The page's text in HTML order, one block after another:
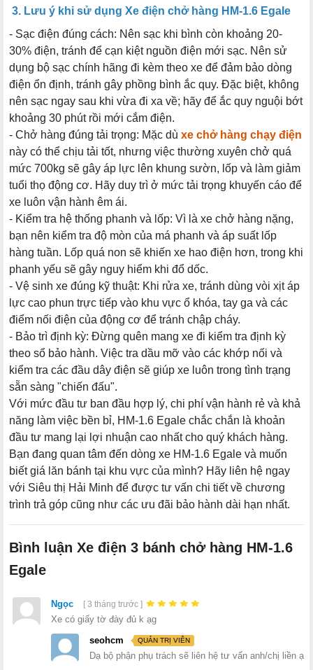
3. Lưu ý khi sử dụng Xe điện chở hàng HM-1.6 Egale
- Sạc điện đúng cách: Nên sạc khi bình còn khoảng 20-
30% điện, tránh để cạn kiệt nguồn điện mới sạc. Nên sử
dụng bộ sạc chính hãng đi kèm theo xe để đảm bảo dòng
điện ổn định, tránh gây phồng bình ắc quy. Đặc biệt, không
nên sạc ngay sau khi vừa đi xa về; hãy để ắc quy nguội bớt
khoảng 30 phút rồi mới cắm điện.
- Chở hàng đúng tải trọng: Mặc dù xe chở hàng chạy điện
này có thể chịu tải tốt, nhưng việc thường xuyên chở quá
mức 700kg sẽ gây áp lực lên khung sườn, lốp và làm giảm
tuổi thọ động cơ. Hãy duy trì ở mức tải trọng khuyến cáo để
xe luôn vận hành êm ái.
- Kiểm tra hệ thống phanh và lốp: Vì là xe chở hàng nặng,
bạn nên kiểm tra độ mòn của má phanh và áp suất lốp
hàng tuần. Lốp quá non sẽ khiến xe hao điện hơn, trong khi
phanh yếu sẽ gây nguy hiểm khi đổ dốc.
- Vệ sinh xe đúng kỹ thuật: Khi rửa xe, tránh dùng vòi xịt áp
lực cao phun trực tiếp vào khu vực ổ khóa, tay ga và các
điểm nối điện của động cơ để tránh chập cháy.
- Bảo trì định kỳ: Đừng quên mang xe đi kiểm tra định kỳ
theo sổ bảo hành. Việc tra dầu mỡ vào các khớp nối và
kiểm tra các đầu dây điện sẽ giúp xe luôn trong tình trạng
sẵn sàng "chiến đấu".
Với mức đầu tư ban đầu hợp lý, chi phí vận hành rẻ và khả
năng làm việc bền bỉ, HM-1.6 Egale chắc chắn là khoản
đầu tư mang lại lợi nhuận cao nhất cho quý khách hàng.
Bạn đang quan tâm đến dòng xe HM-1.6 Egale và muốn
biết giá lăn bánh tại khu vực của mình? Hãy liên hệ ngay
với Siêu thị Hải Minh để được tư vấn chi tiết về chương
trình trả góp cũng như các ưu đãi bảo hành dài hạn nhất.
Bình luận Xe điện 3 bánh chở hàng HM-1.6
Egale
Ngọc [ 3 tháng trước ]
Xe có giấy tờ đày đủ k ạg
seohcm
QUẢN TRỊ VIÊN
Dạ bộ phận phụ trách sẽ liên hệ tư vấn anh/chị liền ạ